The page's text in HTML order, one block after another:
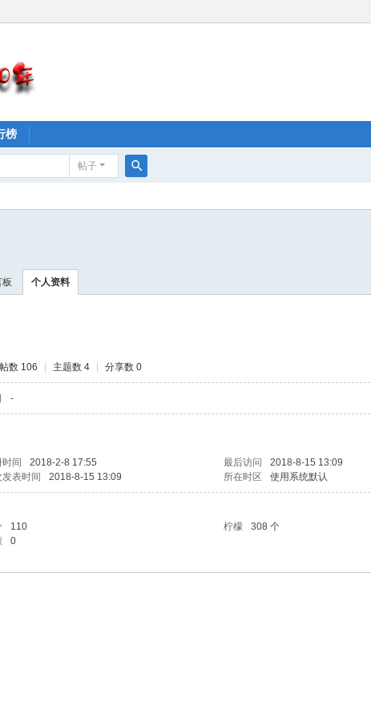
榜
帖子
索
板 个人资料
数 106 主题数 4 分享数 0
-
间 2018-2-8 17:55 最后访问
2018-8-15 13:09
表时间 2018-8-15 13:09 所在时区 使用系统默认
110 柠檬
308 个
0